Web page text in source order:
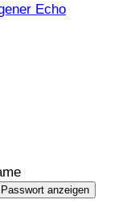
Echo
Passwort anzeigen